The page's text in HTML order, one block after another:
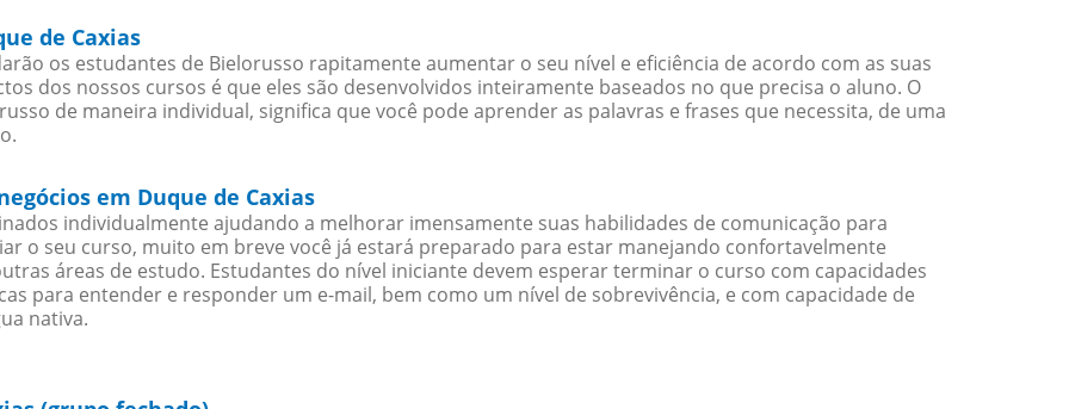
de Caxias
os estudantes de Bielorusso rapitamente aumentar o seu nível e eficiência de acordo com as suas
dos nossos cursos é que eles são desenvolvidos inteiramente baseados no que precisa o aluno. O
de maneira individual, significa que você pode aprender as palavras e frases que necessita, de uma
em Duque de Caxias
individualmente ajudando a melhorar imensamente suas habilidades de comunicação para
o seu curso, muito em breve você já estará preparado para estar manejando confortavelmente
áreas de estudo. Estudantes do nível iniciante devem esperar terminar o curso com capacidades
para entender e responder um e-mail, bem como um nível de sobrevivência, e com capacidade de
nativa.